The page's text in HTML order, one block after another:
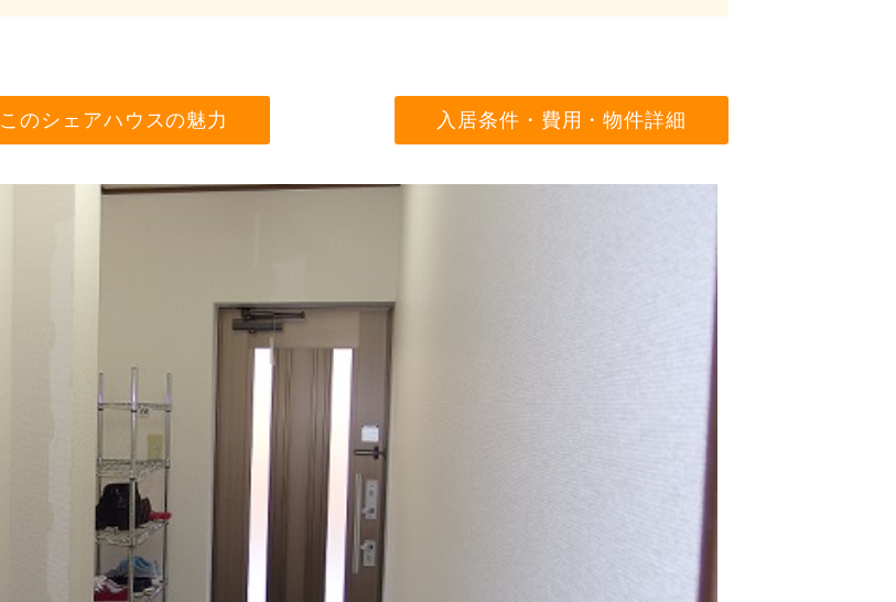
このシェアハウスの魅力 入居条件・費用・物件詳細